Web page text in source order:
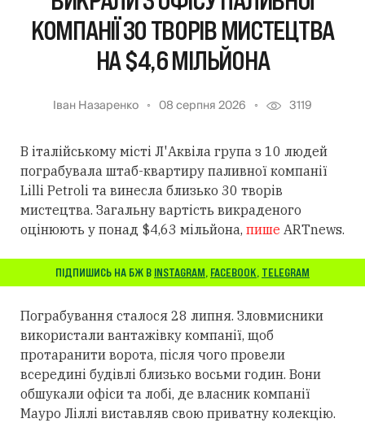
КОМПАНІЇ 30 ТВОРІВ МИСТЕЦТВА
НА $4,6 МІЛЬЙОНА
Іван Назаренко 08 серпня 2026 3119
В італійському місті Л'Аквіла група з 10 людей
пограбувала штаб-квартиру паливної компанії
Lilli Petroli та винесла близько 30 творів
мистецтва. Загальну вартість викраденого
оцінюють у понад $4,63 мільйона, пише ARTnews.
ПІДПИШИСЬ НА БЖ В INSTAGRAM, FACEBOOK, TELEGRAM
Пограбування сталося 28 липня. Зловмисники
використали вантажівку компанії, щоб
протаранити ворота, після чого провели
всередині будівлі близько восьми годин. Вони
обшукали офіси та лобі, де власник компанії
Мауро Ліллі виставляв свою приватну колекцію.